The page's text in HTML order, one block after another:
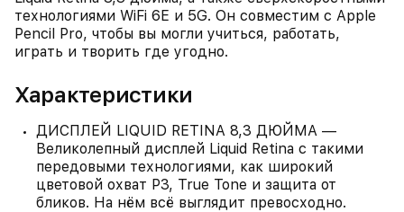
технологиями WiFi 6E и 5G. Он совместим с Apple
Pencil Pro, чтобы вы могли учиться, работать,
играть и творить где угодно.
Характеристики
ДИСПЛЕЙ LIQUID RETINA 8,3 ДЮЙМА —
Великолепный дисплей Liquid Retina с такими
передовыми технологиями, как широкий
цветовой охват P3, True Tone и защита от
бликов. На нём всё выглядит превосходно.